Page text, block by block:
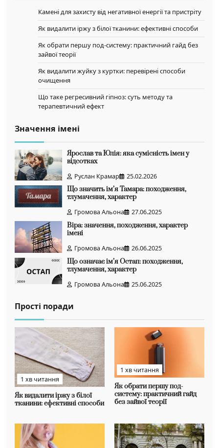
Камені для захисту від негативної енергії та пристріту
Як видалити іржу з білої тканини: ефективні способи
Як обрати першу под-систему: практичний гайд без
зайвої теорії
Як видалити жуйку з куртки: перевірені способи
очищення
Що таке регресивний гіпноз: суть методу та
терапевтичний ефект
Значення імені
Ярослав та Юлія: яка сумісність імен у
відсотках
Руслан Крамар
25.02.2026
Що значить ім’я Тамара: походження,
тлумачення, характер
Громова Альона
27.06.2025
Віра: значення, походження, характер
імені
Громова Альона
26.06.2025
Що означає ім’я Остап: походження,
тлумачення, характер
Громова Альона
25.06.2025
Прості поради
1 хв читання
Як видалити іржу з білої
тканини: ефективні способи
1 хв читання
Як обрати першу под-
систему: практичний гайд
без зайвої теорії